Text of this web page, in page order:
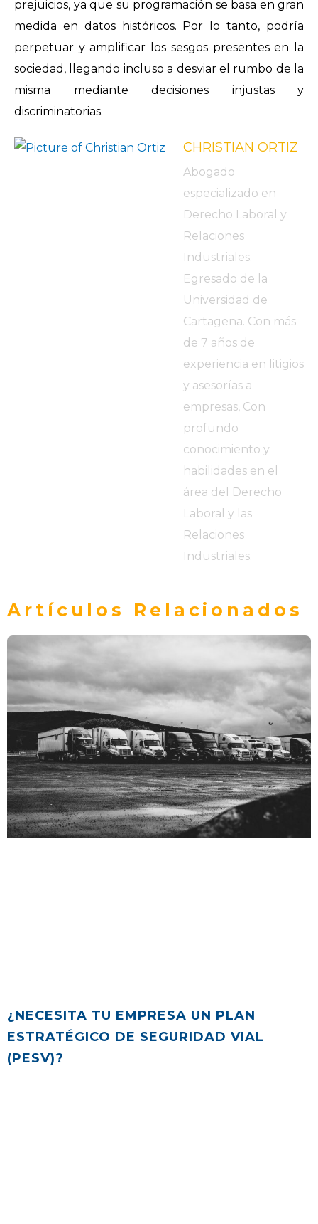
prejuicios, ya que su programación se basa en gran
medida en datos históricos. Por lo tanto, podría
perpetuar y amplificar los sesgos presentes en la
sociedad, llegando incluso a desviar el rumbo de la
misma mediante decisiones injustas y
discriminatorias.
CHRISTIAN ORTIZ
Abogado
especializado en
Derecho Laboral y
Relaciones
Industriales.
Egresado de la
Universidad de
Cartagena. Con más
de 7 años de
experiencia en litigios
y asesorías a
empresas, Con
profundo
conocimiento y
habilidades en el
área del Derecho
Laboral y las
Relaciones
Industriales.
Artículos Relacionados
¿NECESITA TU EMPRESA UN PLAN
ESTRATÉGICO DE SEGURIDAD VIAL
(PESV)?